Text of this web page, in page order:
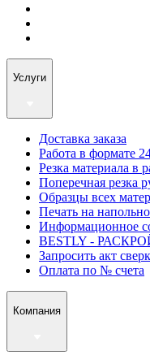
Услуги
Доставка заказа
Работа в формате
Резка материала в
Поперечная резка
Образцы всех
Печать на
Информационное
BESTLY -
Запросить акт
Оплата по № счета
Компания